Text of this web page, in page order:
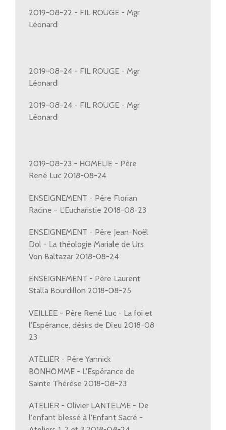
2019-08-22 - FIL ROUGE - Mgr
Léonard
2019-08-24 - FIL ROUGE - Mgr
Léonard
2019-08-24 - FIL ROUGE - Mgr
Léonard
2019-08-23 - HOMELIE - Père
René Luc 2018-08-24
ENSEIGNEMENT - Père Florian
Racine - L'Eucharistie 2018-08-23
ENSEIGNEMENT - Père Jean-Noël
Dol - La théologie Mariale de Urs
Von Baltazar 2018-08-24
ENSEIGNEMENT - Père Laurent
Stalla Bourdillon 2018-08-25
VEILLEE - Père René Luc - La foi et
l'Espérance, désirs de Dieu 2018-08
23
ATELIER - Père Yannick
BONHOMME - L'Espérance de
Sainte Thérèse 2018-08-23
ATELIER - Olivier LANTELME - De
l'enfant blessé à l'Enfant Sacré -